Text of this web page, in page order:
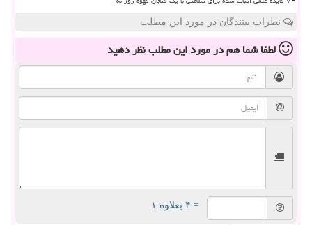
نظرات بینندگان در مورد این مطلب
لطفا شما همدر مورد این مطلبنظر دهید
= ۴ بعلاوه ۱